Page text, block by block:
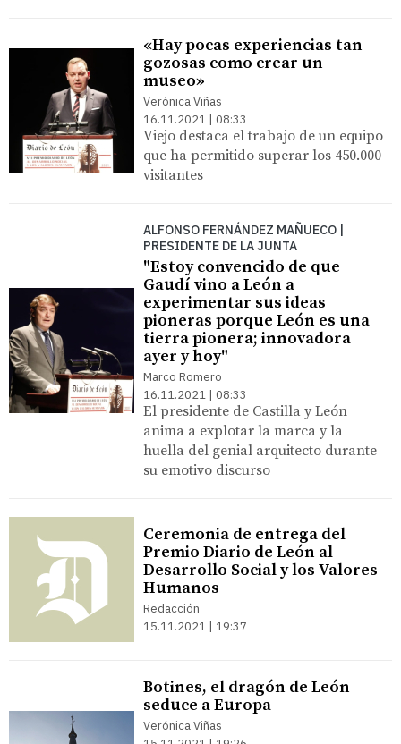
«Hay pocas experiencias tan
gozosas como crear un
museo»
Verónica Viñas
16.11.2021 | 08:33
Viejo destaca el trabajo de un equipo
que ha permitido superar los 450.000
visitantes
ALFONSO FERNÁNDEZ MAÑUECO |
PRESIDENTE DE LA JUNTA
"Estoy convencido de que
Gaudí vino a León a
experimentar sus ideas
pioneras porque León es una
tierra pionera; innovadora
ayer y hoy"
Marco Romero
16.11.2021 | 08:33
El presidente de Castilla y León
anima a explotar la marca y la
huella del genial arquitecto durante
su emotivo discurso
Ceremonia de entrega del
Premio Diario de León al
Desarrollo Social y los Valores
Humanos
Redacción
15.11.2021 | 19:37
Botines, el dragón de León
seduce a Europa
Verónica Viñas